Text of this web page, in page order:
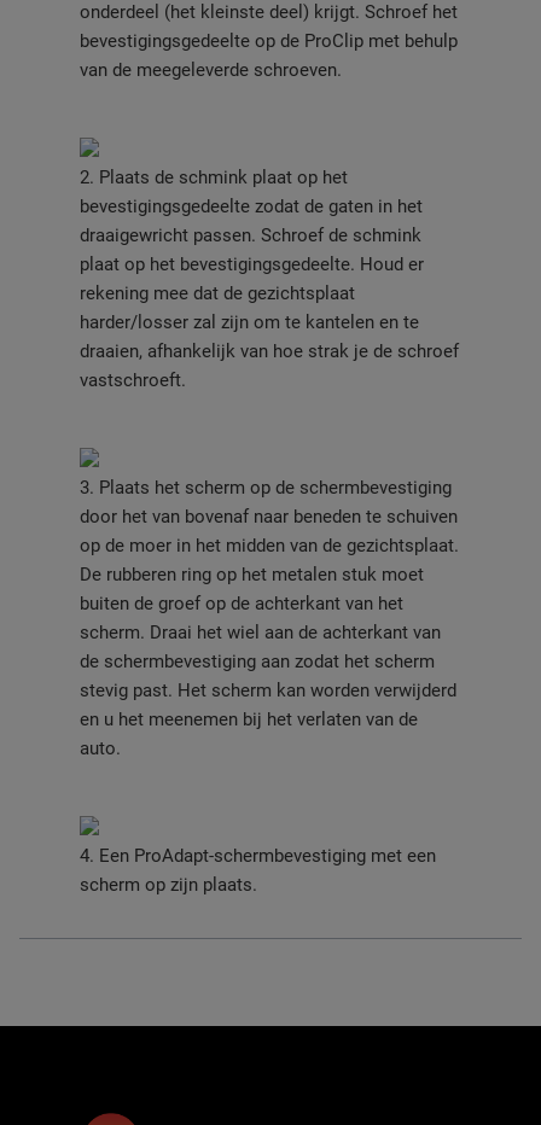
onderdeel (het kleinste deel) krijgt. Schroef het
bevestigingsgedeelte op de ProClip met behulp
van de meegeleverde schroeven.
2. Plaats de schmink plaat op het
bevestigingsgedeelte zodat de gaten in het
draaigewricht passen. Schroef de schmink
plaat op het bevestigingsgedeelte. Houd er
rekening mee dat de gezichtsplaat
harder/losser zal zijn om te kantelen en te
draaien, afhankelijk van hoe strak je de schroef
vastschroeft.
3. Plaats het scherm op de schermbevestiging
door het van bovenaf naar beneden te schuiven
op de moer in het midden van de gezichtsplaat.
De rubberen ring op het metalen stuk moet
buiten de groef op de achterkant van het
scherm. Draai het wiel aan de achterkant van
de schermbevestiging aan zodat het scherm
stevig past. Het scherm kan worden verwijderd
en u het meenemen bij het verlaten van de
auto.
4. Een ProAdapt-schermbevestiging met een
scherm op zijn plaats.